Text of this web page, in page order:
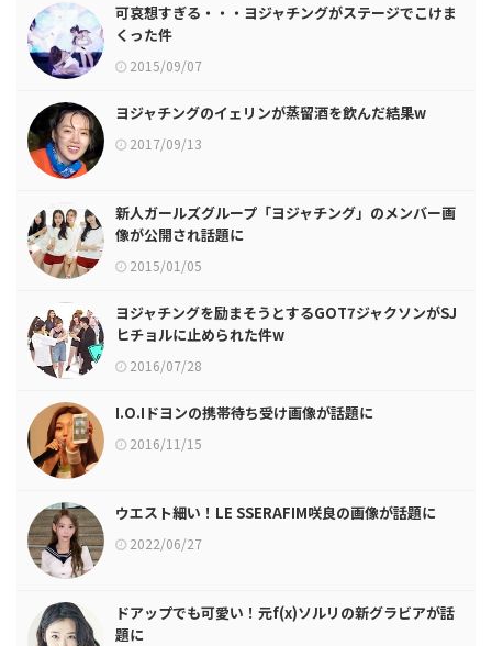
可哀想すぎる・・・ヨジャチングがステージでこけま
くった件
2015/09/07
ヨジャチングのイェリンが蒸留酒を飲んだ結果w
2017/09/13
新人ガールズグループ「ヨジャチング」のメンバー画
像が公開され話題に
2015/01/05
ヨジャチングを励まそうとするGOT7ジャクソンがSJ
ヒチョルに止められた件w
2016/07/28
I.O.Iドヨンの携帯待ち受け画像が話題に
2016/11/15
ウエスト細い！LE SSERAFIM咲良の画像が話題に
2022/06/27
ドアップでも可愛い！元f(x)ソルリの新グラビアが話
題に